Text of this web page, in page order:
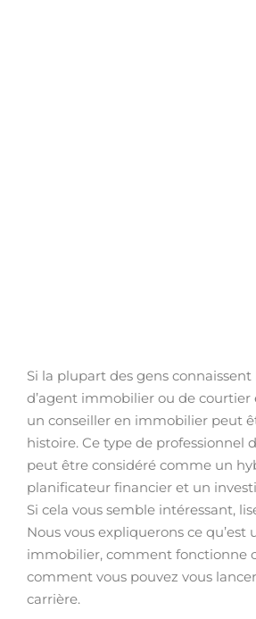
Si la plupart des gens
d’agent immobilier ou de courtier
un conseiller en immobilier peut
histoire. Ce type de professionnel
peut être considéré comme un
planificateur financier et un
Si cela vous semble intéressant,
Nous vous expliquerons ce qu’est
immobilier, comment fonctionne
comment vous pouvez vous
carrière.